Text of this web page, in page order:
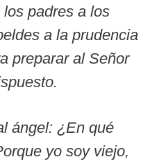
padres a los
a la prudencia
preparar al Señor
ángel: ¿En qué
yo soy viejo,